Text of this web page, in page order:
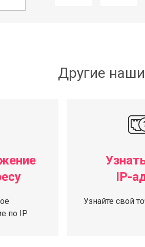
Другие
по IP
IP-
Узнайте свой